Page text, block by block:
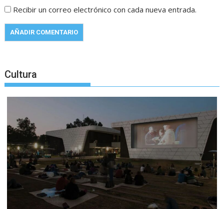
Recibir un correo electrónico con cada nueva entrada.
Cultura